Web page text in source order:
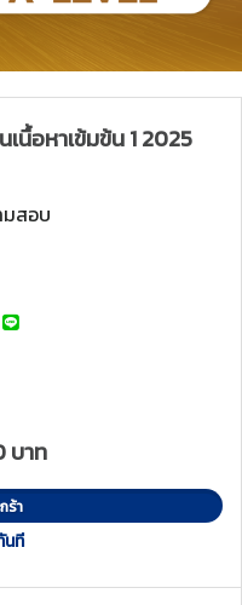
นื้อหาเข้มข้น 1 2025
มสอบ
บาท
ร้า
นที